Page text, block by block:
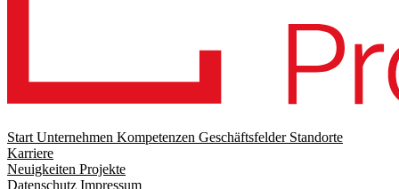
Footer
menu
Start Unternehmen Kompetenzen Geschäftsfelder Standorte
Karriere
Neuigkeiten Projekte
Datenschutz Impressum